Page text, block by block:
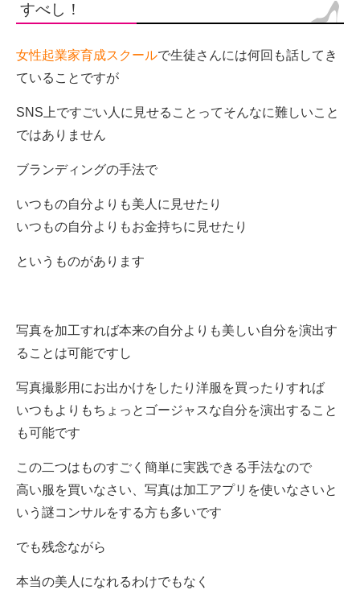
すべし！
女性起業家育成スクールで生徒さんには何回も話してき
ていることですが
SNS上ですごい人に見せることってそんなに難しいこと
ではありません
ブランディングの手法で
いつもの自分よりも美人に見せたり
いつもの自分よりもお金持ちに見せたり
というものがあります
写真を加工すれば本来の自分よりも美しい自分を演出す
ることは可能ですし
写真撮影用にお出かけをしたり洋服を買ったりすれば
いつもよりもちょっとゴージャスな自分を演出すること
も可能です
この二つはものすごく簡単に実践できる手法なので
高い服を買いなさい、写真は加工アプリを使いなさいと
いう謎コンサルをする方も多いです
でも残念ながら
本当の美人になれるわけでもなく